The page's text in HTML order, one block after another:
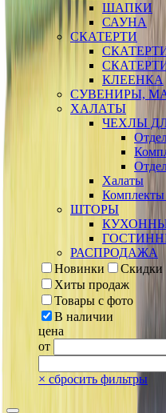
ШАПКИ
САУНА
СКАТЕРТИ
КЛЕЕНКА
СУВЕНИРЫ,
ХАЛАТЫ
ЧЕХЛЫ
Халаты
Комплекты
ШТОРЫ
РАСПРОДАЖА
Новинки
Скидки
Хиты продаж
Товары с фото
В наличии
цена
от
× сбросить фильтры